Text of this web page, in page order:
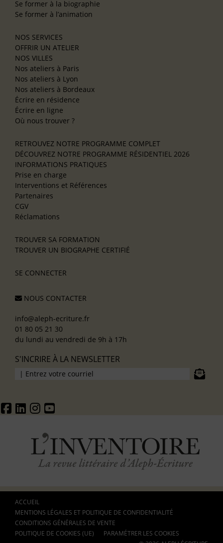
Se former à la biographie
Se former à l’animation
NOS SERVICES
OFFRIR UN ATELIER
NOS VILLES
Nos ateliers à Paris
Nos ateliers à Lyon
Nos ateliers à Bordeaux
Écrire en résidence
Écrire en ligne
Où nous trouver ?
RETROUVEZ NOTRE PROGRAMME COMPLET
DÉCOUVREZ NOTRE PROGRAMME RÉSIDENTIEL 2026
INFORMATIONS PRATIQUES
Prise en charge
Interventions et Références
Partenaires
CGV
Réclamations
TROUVER SA FORMATION
TROUVER UN BIOGRAPHE CERTIFIÉ
SE CONNECTER
NOUS CONTACTER
info@aleph-ecriture.fr
01 80 05 21 30
du lundi au vendredi de 9h à 17h
S'INCRIRE À LA NEWSLETTER
ACCUEIL
MENTIONS LÉGALES ET POLITIQUE DE CONFIDENTIALITÉ
CONDITIONS GÉNÉRALES DE VENTE
POLITIQUE DE COOKIES (UE)
PARAMÉTRER LES COOKIES